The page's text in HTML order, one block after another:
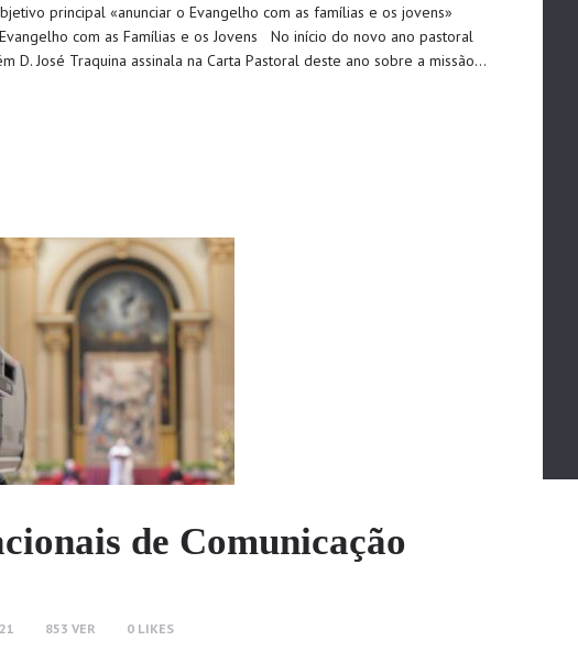
principal «anunciar o Evangelho com as famílias e os jovens»
com as Famílias e os Jovens No início do novo ano pastoral
D. José Traquina assinala na Carta Pastoral deste ano sobre a missão…
de Comunicação
853 VER 0 LIKES